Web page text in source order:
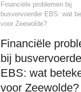
Financiële problemen bij
busvervoerder EBS: wat
voor Zeewolde?
Financiële
bij
EBS: wat
voor Zeewolde?